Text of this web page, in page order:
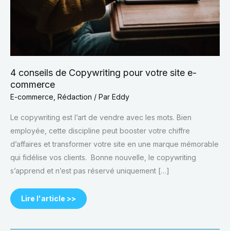
4 conseils de Copywriting pour votre site e-
commerce
E-commerce Rédaction / Par Eddy
Le copywriting est l’art de vendre avec les mots. Bien
employée, cette discipline peut booster votre chiffre
d’affaires et transformer votre site en une marque mémorable
qui fidélise vos clients. Bonne nouvelle, le copywriting
s’apprend et n’est pas réservé uniquement […]
Lire l'article >>